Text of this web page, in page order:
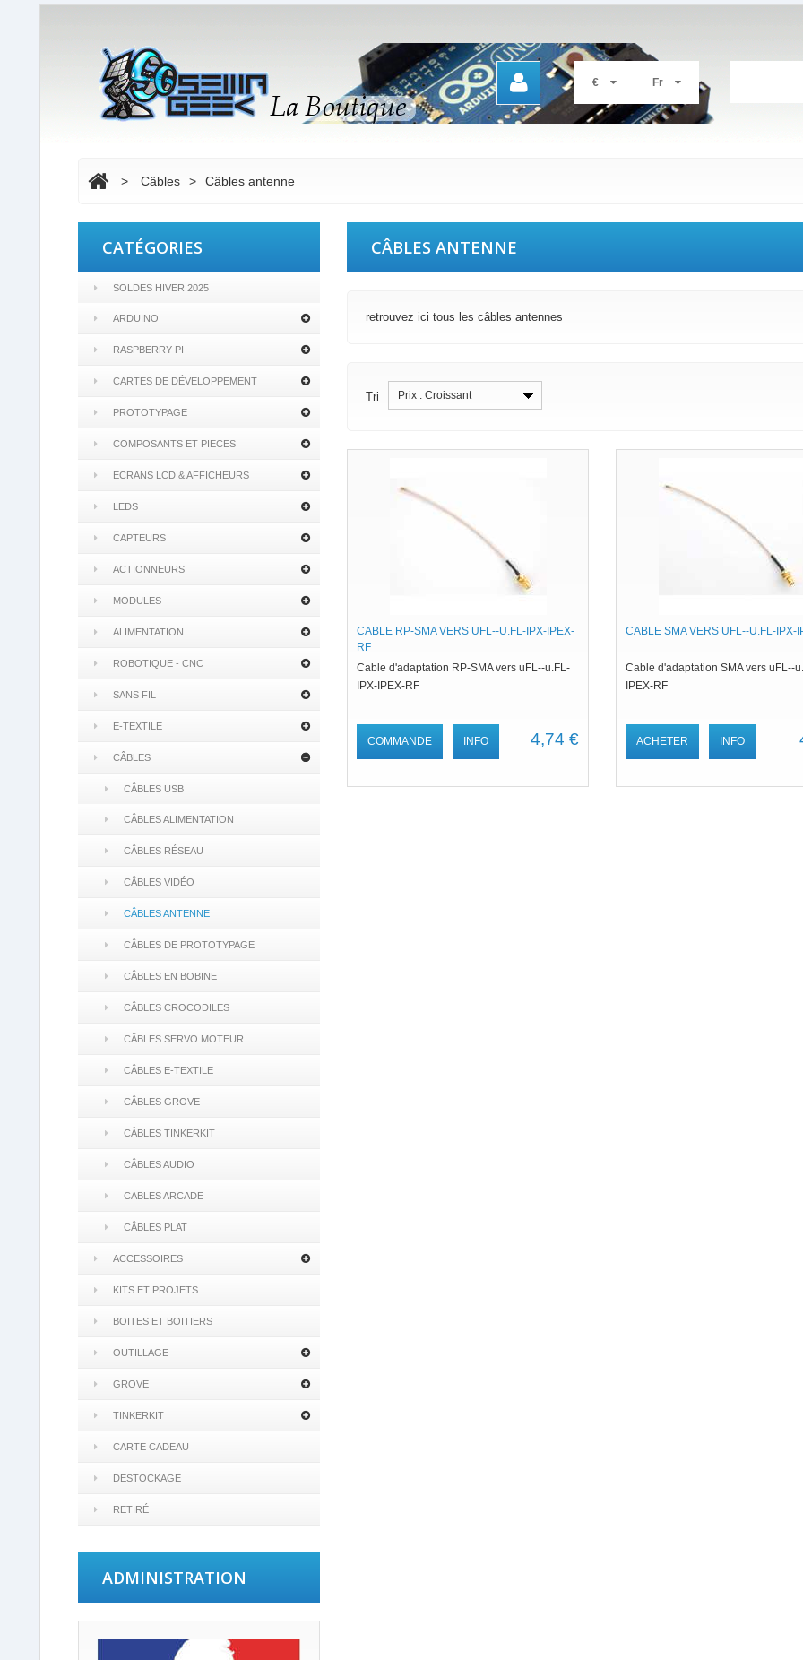
€ Fr
> Câbles > Câbles antenne
CATÉGORIES
SOLDES HIVER 2025
ARDUINO
RASPBERRY PI
CARTES DE DÉVELOPPEMENT
PROTOTYPAGE
COMPOSANTS ET PIECES
ECRANS LCD & AFFICHEURS
LEDS
CAPTEURS
ACTIONNEURS
MODULES
ALIMENTATION
ROBOTIQUE - CNC
SANS FIL
E-TEXTILE
CÂBLES
CÂBLES USB
CÂBLES ALIMENTATION
CÂBLES RÉSEAU
CÂBLES VIDÉO
CÂBLES ANTENNE
CÂBLES DE PROTOTYPAGE
CÂBLES EN BOBINE
CÂBLES CROCODILES
CÂBLES SERVO MOTEUR
CÂBLES E-TEXTILE
CÂBLES GROVE
CÂBLES TINKERKIT
CÂBLES AUDIO
CABLES ARCADE
CÂBLES PLAT
ACCESSOIRES
KITS ET PROJETS
BOITES ET BOITIERS
OUTILLAGE
GROVE
TINKERKIT
CARTE CADEAU
DESTOCKAGE
RETIRÉ
ADMINISTRATION
CÂBLES ANTENNE
retrouvez ici tous les câbles antennes
Tri Prix : Croissant
CABLE RP-SMA VERS UFL--U.FL-IPX-IPEX-
RF
Cable d'adaptation RP-SMA vers uFL--u.FL-
IPX-IPEX-RF
4,74 €
COMMANDE INFO
CABLE SMA VERS UFL--U.FL-IPX-
Cable d'adaptation SMA vers uFL--
IPEX-RF
ACHETER INFO